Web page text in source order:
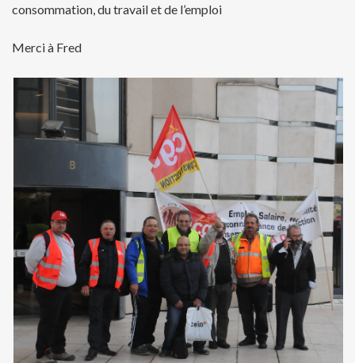
consommation, du travail et de l’emploi
Merci à Fred